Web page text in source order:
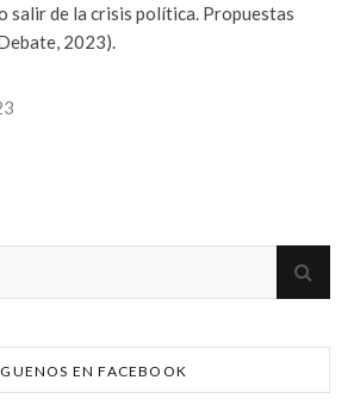
salir de la crisis política. Propuestas
2023).
EN FACEBOOK